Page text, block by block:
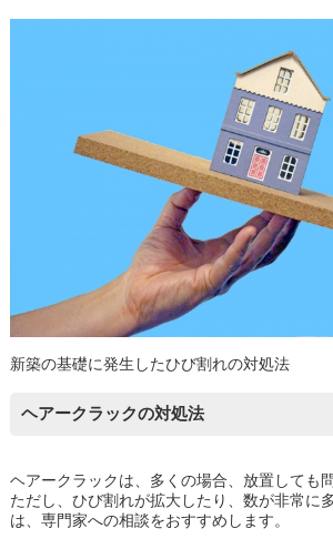
新築の基礎に発生したひび割れの対処法
ヘアークラックの対処法
ヘアークラックは、多くの場合、放置しても
ただし、ひび割れが拡大したり、数が非常に
は、専門家への相談をおすすめします。